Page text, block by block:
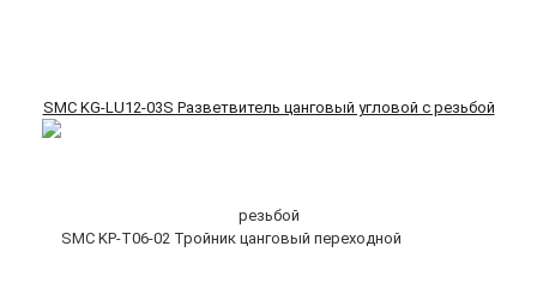
SMC KG-LU12-03S Разветвитель цанговый угловой с резьбой